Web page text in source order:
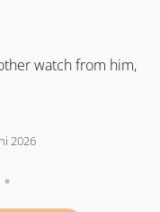
watch from him,
2026